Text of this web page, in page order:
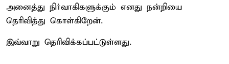
அனைத்து நிர்வாகிகளுக்கும் எனது நன்றியை
தெரிவித்து கொள்கிறேன்.
இவ்வாறு தெரிவிக்கப்பட்டுள்ளது.